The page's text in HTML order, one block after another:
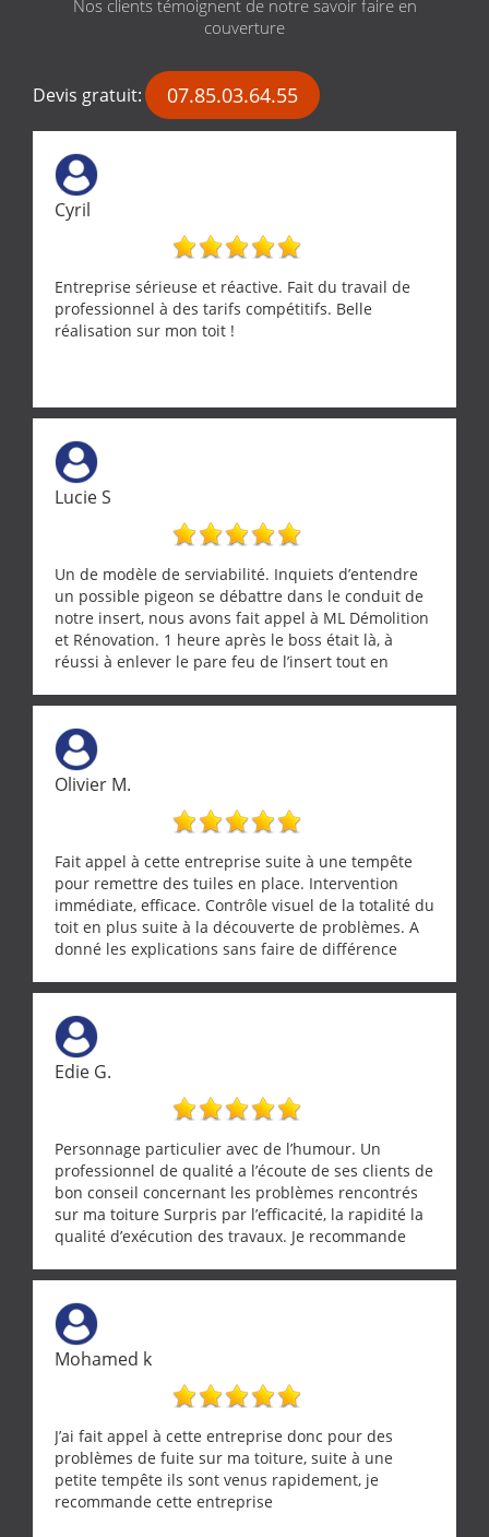
Nos clients témoignent de notre savoir faire en
couverture
Devis gratuit: 07.85.03.64.55
Cyril
Entreprise sérieuse et réactive. Fait du travail de
professionnel à des tarifs compétitifs. Belle
réalisation sur mon toit !
Lucie S
Un de modèle de serviabilité. Inquiets d’entendre
un possible pigeon se débattre dans le conduit de
notre insert, nous avons fait appel à ML Démolition
et Rénovation. 1 heure après le boss était là, à
réussi à enlever le pare feu de l’insert tout en
tourterelle et s’est ensuite patiemment occupé de
l’oiseau jusqu’à ce qu’il reprenne ses esprits et
puisse s’envoler. Après quoi il a procédé au
ramonage de notre insert avec dextérité et une
grande propreté, nous gratifiant également de
nombreux conseils concernant d’autres sujets. Un
entrepreneur comme on souhaite en rencontrer.
Encore un grand merci à lui.
Olivier M.
Fait appel à cette entreprise suite à une tempête
pour remettre des tuiles en place. Intervention
immédiate, efficace. Contrôle visuel de la totalité du
toit en plus suite à la découverte de problèmes. A
donné les explications sans faire de différence
Edie G.
Personnage particulier avec de l’humour. Un
professionnel de qualité a l’écoute de ses clients de
bon conseil concernant les problèmes rencontrés
sur ma toiture Surpris par l’efficacité, la rapidité la
qualité d’exécution des travaux. Je recommande
Mohamed k
J’ai fait appel à cette entreprise donc pour des
problèmes de fuite sur ma toiture, suite à une
petite tempête ils sont venus rapidement, je
recommande cette entreprise